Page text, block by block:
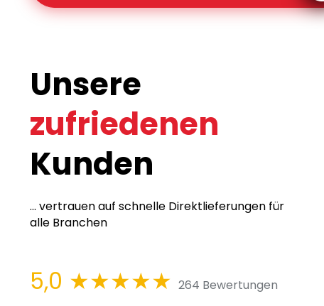
Unsere
zufriedenen
Kunden
... vertrauen auf schnelle Direktlieferungen für
alle Branchen
5,0 ★★★★★ 264 Bewertungen